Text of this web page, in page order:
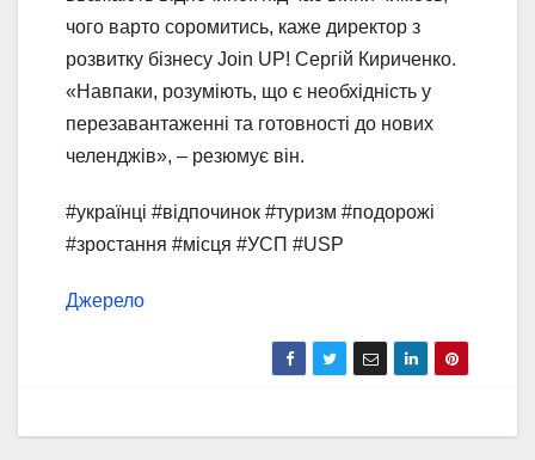
чого варто соромитись, каже директор з
розвитку бізнесу Join UP! Сергій Кириченко.
«Навпаки, розуміють, що є необхідність у
перезавантаженні та готовності до нових
челенджів», – резюмує він.
#українці #відпочинок #туризм #подорожі
#зростання #місця #УСП #USP
Джерело